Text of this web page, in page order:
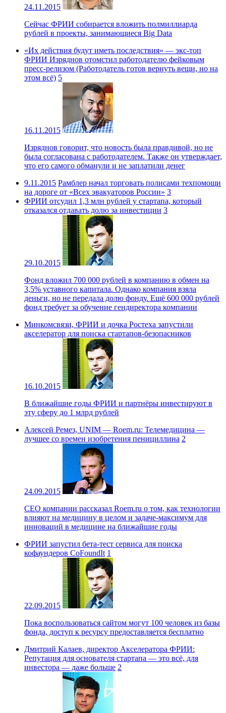
24.11.2015
Сейчас ФРИИ собирается вложить полмиллиарда
рублей в проекты, занимающиеся Big Data
«Их действия будут иметь последствия» — экс-топ
ФРИИ Изряднов отомстил работодателю фейковым
пресс-релизом (Работодатель готов вернуть вещи, но на
этом всё) 5
16.11.2015
Изряднов говорит, что новость была правдивой, но не
была согласована с работодателем. Также он утверждает,
что его самого обманули и не заплатили денег
9.11.2015 Рамблер начал торговать полисами техпомощи
на дороге от «Всех эвакуаторов России» 3
ФРИИ отсудил 1,3 млн рублей у стартапа, который
отказался отдавать долю за инвестиции 3
29.10.2015
Фонд вложил 700 000 рублей в компанию в обмен на
3,5% уставного капитала. Однако компания взяла
деньги, но не передала долю фонду. Ещё 600 000 рублей
фонд требует за обучение гендиректора компании
Минкомсвязи, ФРИИ и дочка Ростеха запустили
акселератор для поиска стартапов-безопасников
16.10.2015
В ближайшие годы ФРИИ и партнёры инвестируют в
эту сферу до 1 млрд рублей
Алексей Ремез, UNIM — Roem.ru: Телемедицина —
лучшее со времен изобретения пенициллина 2
24.09.2015
CEO компании рассказал Roem.ru о том, как технологии
влияют на медицину в целом и задаче-максимум для
инноваций в медицине на ближайшие годы
ФРИИ запустил бета-тест сервиса для поиска
кофаундеров CoFoundIt 1
22.09.2015
Пока воспользоваться сайтом могут 100 человек из базы
фонда, доступ к ресурсу предоставляется бесплатно
Дмитрий Калаев, директор Акселератора ФРИИ:
Репутация для основателя стартапа — это всё, для
инвестора — даже больше 2